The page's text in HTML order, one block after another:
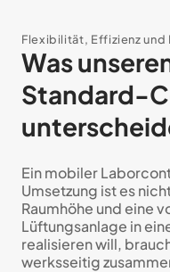
Flexi­bi­li­tät, Effi­zi­enz und
Was
Standard-
Ein mobiler
Umsetzung ist es
Raumhöhe und eine
Lüftungsanlage in
realisieren will,
werksseitig